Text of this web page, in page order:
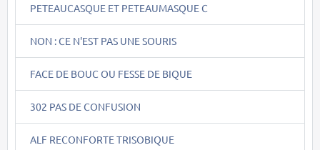
PETEAUCASQUE ET PETEAUMASQUE C
NON : CE N'EST PAS UNE SOURIS
FACE DE BOUC OU FESSE DE BIQUE
302 PAS DE CONFUSION
ALF RECONFORTE TRISOBIQUE